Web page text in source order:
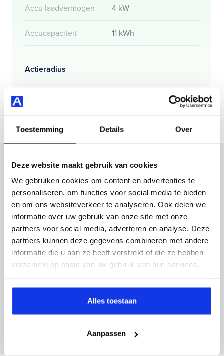
Toestemming Details Over
Deze website maakt gebruik van cookies
We gebruiken cookies om content en advertenties te
personaliseren, om functies voor social media te bieden
en om ons websiteverkeer te analyseren. Ook delen we
informatie over uw gebruik van onze site met onze
partners voor social media, adverteren en analyse. Deze
partners kunnen deze gegevens combineren met andere
informatie die u aan ze heeft verstrekt of die ze hebben
verzameld op basis van uw gebruik van hun services.
Alles toestaan
Aanpassen
Accu laadvermogen
4 kW
Accucapaciteit 11 kWh
Actieradius
Inruilvoorstel op deze auto?
Vul hier je gegevens in en vergeet niet foto's van je
inruilauto mee te sturen.
Kenteken huidige auto